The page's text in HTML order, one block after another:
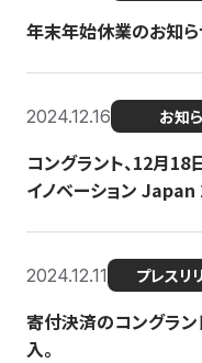
年末年始休業のお知
2024.12.16 お知
コングラント、12月
イノベーション
2024.12.11 プレスリ
寄付決済のコングラン
入。